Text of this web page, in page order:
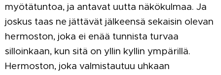
myötätuntoa, ja antavat uutta näkökulmaa. Ja
joskus taas ne jättävät jälkeensä sekaisin olevan
hermoston, joka ei enää tunnista turvaa
silloinkaan, kun sitä on yllin kyllin ympärillä.
Hermoston, joka valmistautuu uhkaan